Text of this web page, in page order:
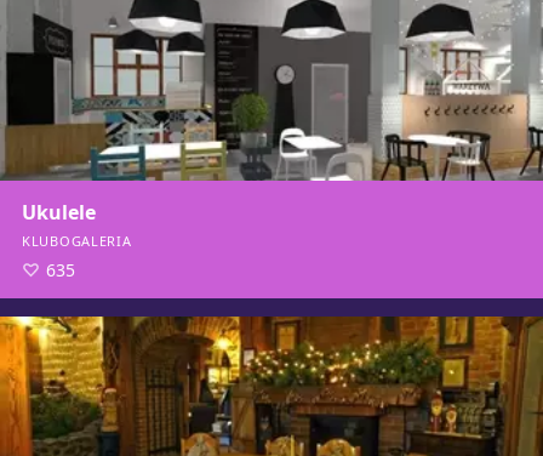
Ukulele
KLUBOGALERIA
635